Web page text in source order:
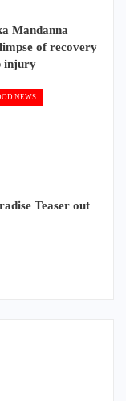
Mandanna
of recovery
injury
NEWS
Teaser out